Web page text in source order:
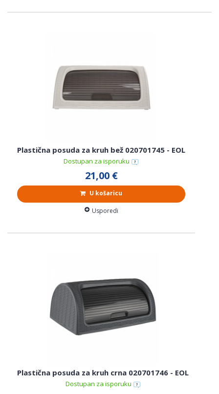
Plastična posuda za kruh bež 020701745 - EOL
Dostupan za isporuku
21,00 €
U košaricu
Usporedi
Plastična posuda za kruh crna 020701746 - EOL
Dostupan za isporuku